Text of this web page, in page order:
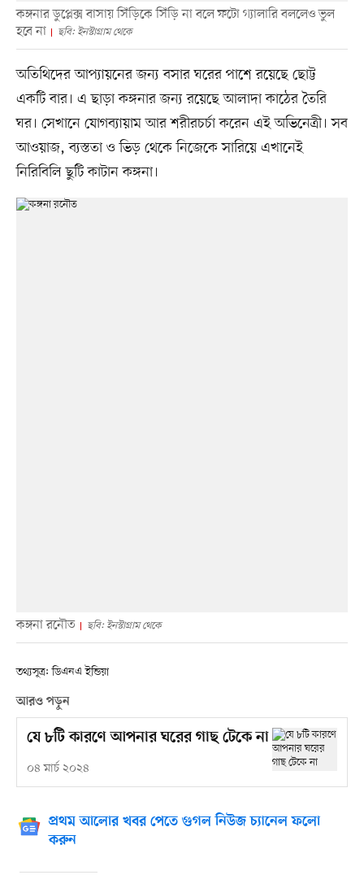
কঙ্গনার ডুপ্লেক্স বাসায় সিঁড়িকে সিঁড়ি না বলে ফটো গ্যালারি বললেও ভুল
হবে না
ছবি: ইনস্টাগ্রাম থেকে
অতিথিদের আপ্যায়নের জন্য বসার ঘরের পাশে রয়েছে ছোট্ট
একটি বার। এ ছাড়া কঙ্গনার জন্য রয়েছে আলাদা কাঠের তৈরি
ঘর। সেখানে যোগব্যায়াম আর শরীরচর্চা করেন এই অভিনেত্রী। সব
আওয়াজ, ব্যস্ততা ও ভিড় থেকে নিজেকে সারিয়ে এখানেই
নিরিবিলি ছুটি কাটান কঙ্গনা।
কঙ্গনা রনৌত ছবি: ইনস্টাগ্রাম থেকে
তথ্যসূত্র: ডিএনএ ইন্ডিয়া
আরও পড়ুন
যে ৮টি কারণে আপনার ঘরের গাছ টেকে না
০৪ মার্চ ২০২৪
প্রথম আলোর খবর পেতে গুগল নিউজ চ্যানেল ফলো
করুন